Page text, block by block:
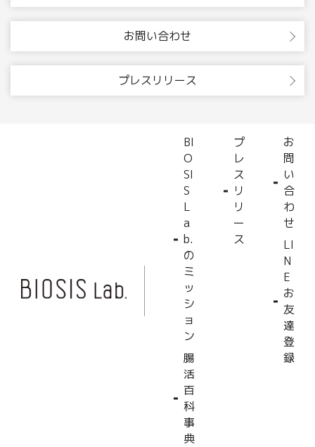
お問い合わせ
プレスリリース
BI
O
SI
S
L
a
b.
の
ミ
ッ
シ
ョ
ン
腸
活
百
科
事
典
プ
レ
ス
リ
リ
ー
ス
お
問
い
合
わ
せ
LI
N
E
お
友
達
登
録